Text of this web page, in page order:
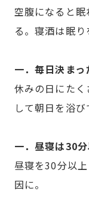
空腹になると
る。寝酒は眠り
一．毎日決ま
休みの日にた
して朝日を浴
一．昼寝は30
昼寝を30分以
因に。